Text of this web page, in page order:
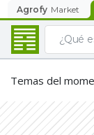
Agrofy Market
Temas del